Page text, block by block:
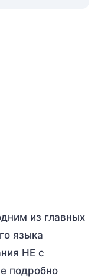
из главных
языка
НЕ с
подробно